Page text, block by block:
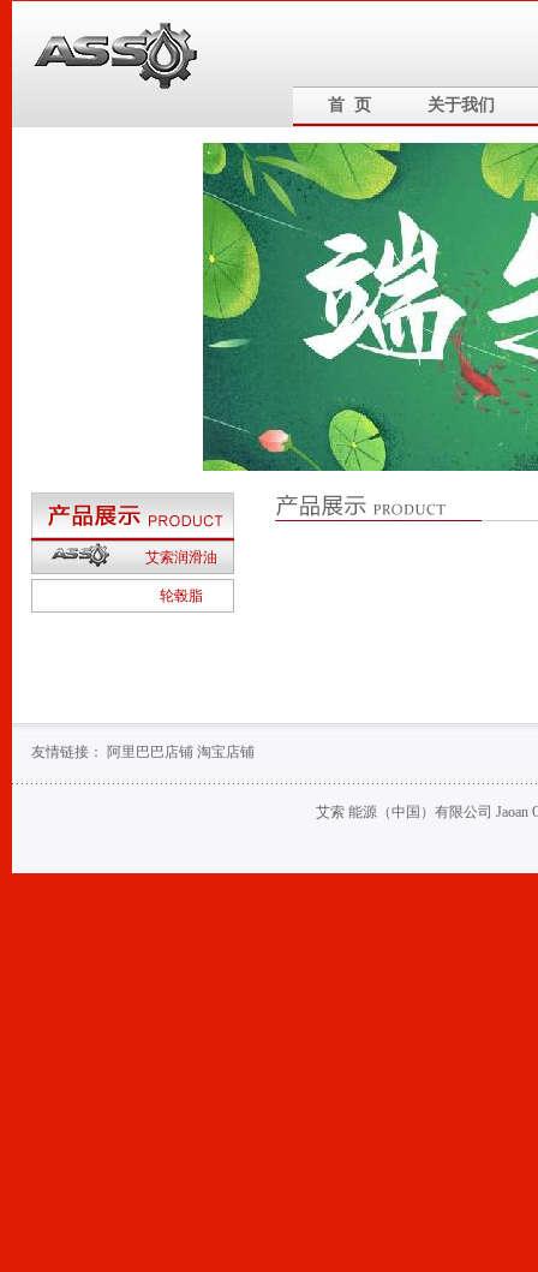
首 页 关于我们
5
3
1
艾索润滑油
轮毂脂
友情链接： 阿里巴巴店铺 淘宝店铺
艾索 能源（中国）有限公司 Jaoan